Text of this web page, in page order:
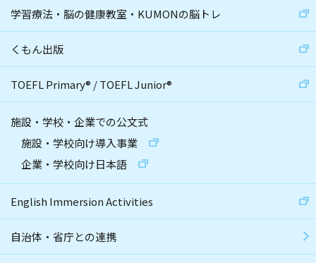
学習療法・脳の健康教室・KUMONの脳トレ
くもん出版
TOEFL Primary® /TOEFL Junior®
施設・学校・企業での公文式
施設・学校向け導入事業
企業・学校向け日本語
English Immersion Activities
自治体・省庁との連携